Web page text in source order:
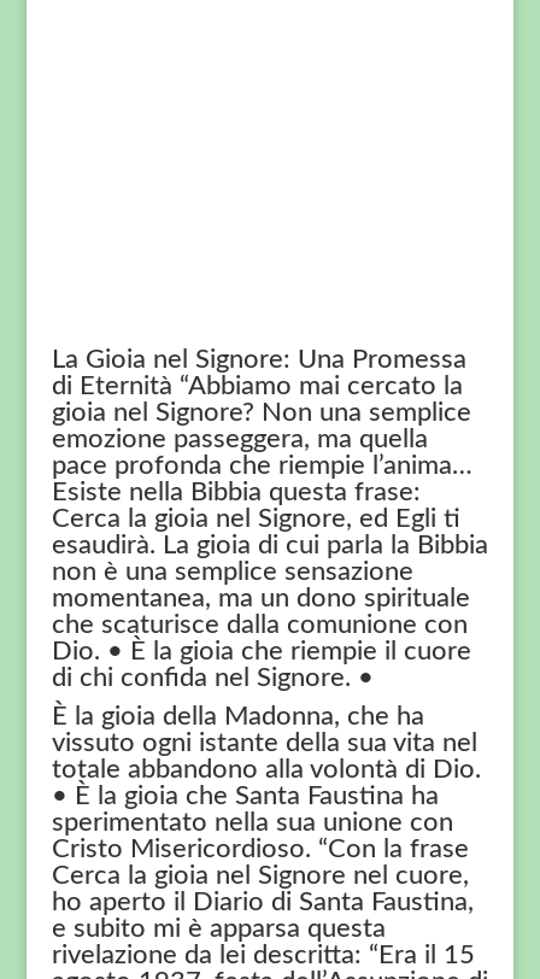
La Gioia nel Signore: Una Promessa
di Eternità “Abbiamo mai cercato la
gioia nel Signore? Non una semplice
emozione passeggera, ma quella
pace profonda che riempie l’anima…
Esiste nella Bibbia questa frase:
Cerca la gioia nel Signore, ed Egli ti
esaudirà. La gioia di cui parla la Bibbia
non è una semplice sensazione
momentanea, ma un dono spirituale
che scaturisce dalla comunione con
Dio. • È la gioia che riempie il cuore
di chi confida nel Signore. •
È la gioia della Madonna, che ha
vissuto ogni istante della sua vita nel
totale abbandono alla volontà di Dio.
• È la gioia che Santa Faustina ha
sperimentato nella sua unione con
Cristo Misericordioso. “Con la frase
Cerca la gioia nel Signore nel cuore,
ho aperto il Diario di Santa Faustina,
e subito mi è apparsa questa
rivelazione da lei descritta: “Era il 15